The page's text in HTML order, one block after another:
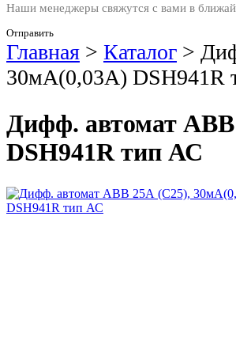
Наши менеджеры свяжутся с вами в
Отправить
Главная > Каталог >
30мА(0,03А) DSH941R
Дифф. автомат
DSH941R тип АС